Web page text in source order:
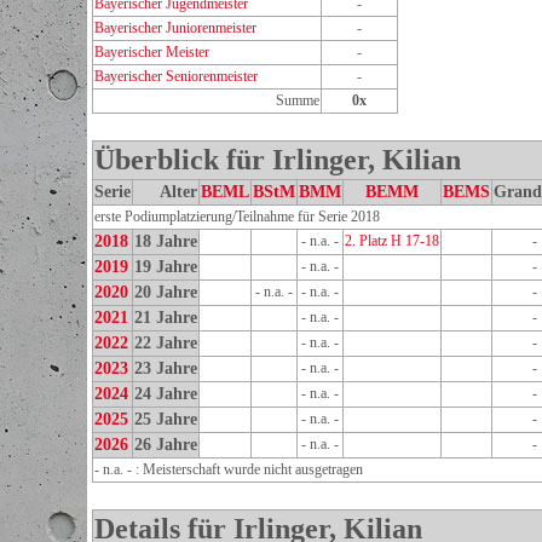
Bayerischer Jugendmeister
-
Bayerischer Juniorenmeister
-
Bayerischer Meister
-
Bayerischer Seniorenmeister
-
Summe
0x
Überblick für Irlinger, Kilian
Serie Alter BEML BStM BMM BEMM BEMS
erste Podiumplatzierung/Teilnahme für Serie 2018
2018 18 Jahre - n.a. - 2. Platz H 17-18 -
2019 19 Jahre - n.a. - -
2020 20 Jahre - n.a. - - n.a. - -
2021 21 Jahre - n.a. - -
2022 22 Jahre - n.a. - -
2023 23 Jahre - n.a. - -
2024 24 Jahre - n.a. - -
2025 25 Jahre - n.a. - -
2026 26 Jahre - n.a. -
-
- n.a. - : Meisterschaft wurde nicht ausgetragen
Details für Irlinger, Kilian